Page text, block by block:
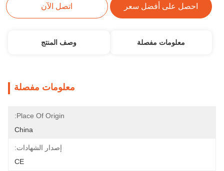
احصل على أفضل سعر اتصل الآن
معلومات مفصلة وصف المنتج
معلومات مفصلة
Place Of Origin:
China
إصدار الشهادات:
CE